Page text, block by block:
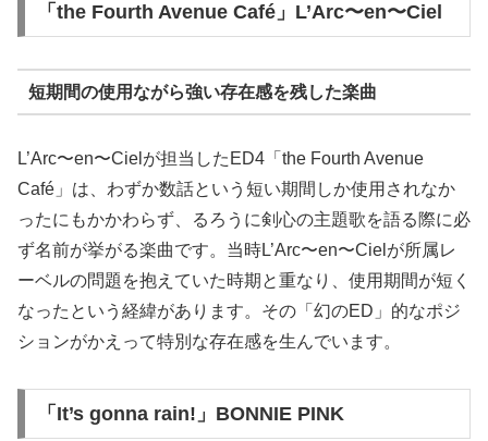
「the Fourth Avenue Café」L’Arc〜en〜Ciel
短期間の使用ながら強い存在感を残した楽曲
L’Arc〜en〜Cielが担当したED4「the Fourth Avenue
Café」は、わずか数話という短い期間しか使用されなか
ったにもかかわらず、るろうに剣心の主題歌を語る際に必
ず名前が挙がる楽曲です。当時L’Arc〜en〜Cielが所属レ
ーベルの問題を抱えていた時期と重なり、使用期間が短く
なったという経緯があります。その「幻のED」的なポジ
ションがかえって特別な存在感を生んでいます。
「It’s gonna rain!」BONNIE PINK